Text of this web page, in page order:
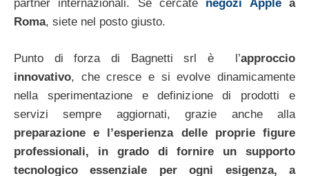
partner internazionali. Se cercate negozi Applea
Roma, siete nel posto giusto.
Punto di forza di Bagnetti srl è l’approccio
innovativo, che cresce e si evolve dinamicamente
nella sperimentazione e definizione di prodotti e
servizi sempre aggiornati, grazie anche alla
preparazione e l’esperienza delle proprie figure
professionali, in grado di fornire un supporto
tecnologico essenziale per ogni esigenza, a